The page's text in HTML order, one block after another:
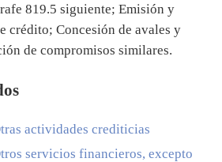
819.5 siguiente; Emisión y
crédito; Concesión de avales y
de compromisos similares.
actividades crediticias
servicios financieros, excepto